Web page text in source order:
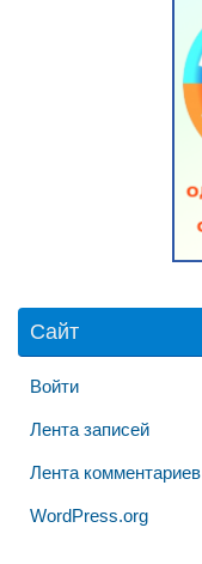
Сайт
Войти
Лента записей
Лента комментариев
WordPress.org